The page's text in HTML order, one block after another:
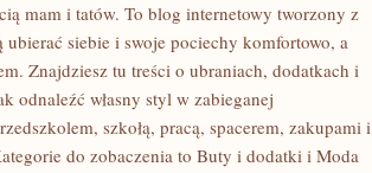
mam i tatów. To blog internetowy tworzony z
siebie i swoje pociechy komfortowo, a
Znajdziesz tu treści o ubraniach, dodatkach i
odnaleźć własny styl w zabieganej
szkołą, pracą, spacerem, zakupami i
do zobaczenia to Buty i dodatki i Moda